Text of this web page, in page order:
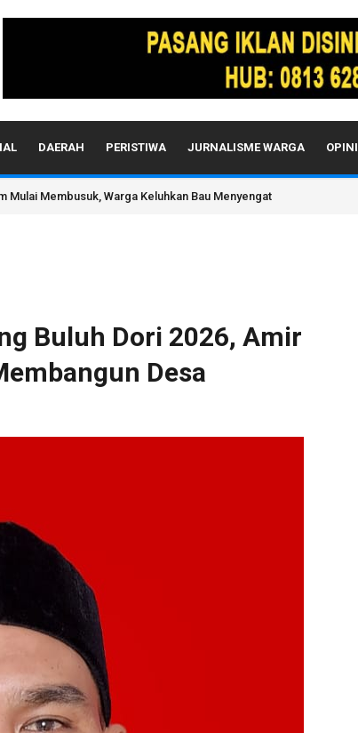
DAERAH PERISTIWA JURNALISME WARGA OPINI
Divpropam Mabes Polri, Kapolda Tunjuk Kabid TIK sebagai Plt
Buluh Dori 2026, Amir
Desa